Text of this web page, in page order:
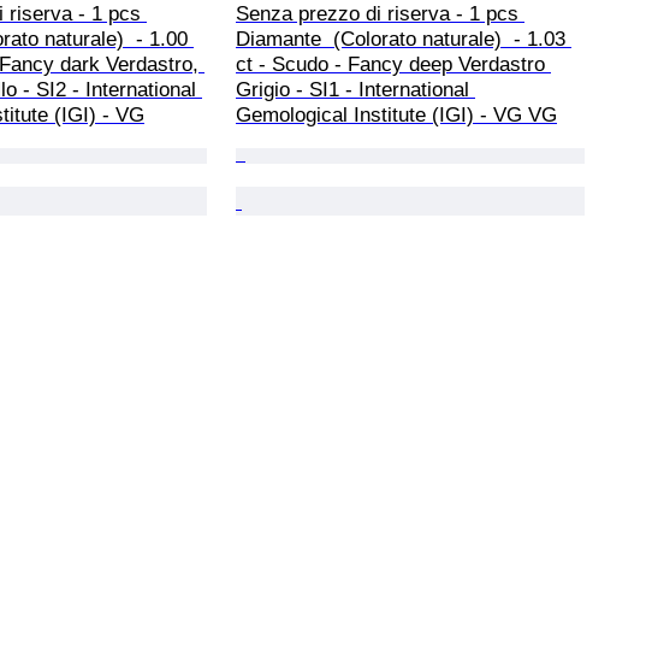
riserva - 1 pcs
naturale)  - 1.00
dark Verdastro,
- SI2 - International
(IGI) - VG
Senza prezzo di riserva - 1 pcs
Diamante  (Colorato naturale)  - 1.03
ct - Scudo - Fancy deep Verdastro
Grigio - SI1 - International
Gemological Institute (IGI) - VG VG